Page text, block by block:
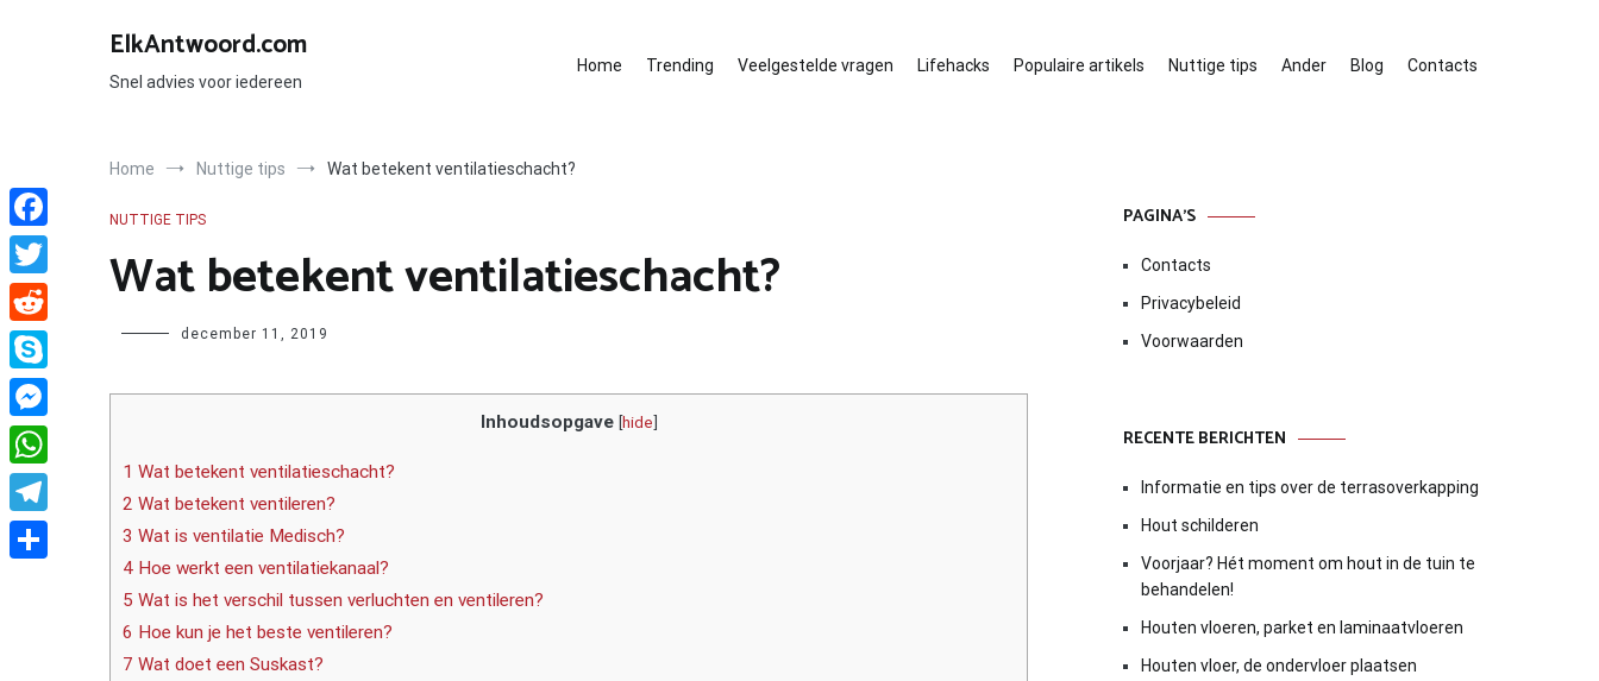
ElkAntwoord.com
Snel advies voor iedereen
Home Trending Veelgestelde vragen Lifehacks Populaire artikels Nuttige tips Ander Blog Contacts
Home Nuttige tips Wat betekent ventilatieschacht?
NUTTIGE TIPS
Wat betekent ventilatieschacht?
Author december 11, 2019
Inhoudsopgave [hide]
1 Wat betekent ventilatieschacht?
2 Wat betekent ventileren?
3 Wat is ventilatie Medisch?
4 Hoe werkt een ventilatiekanaal?
5 Wat is het verschil tussen verluchten en ventileren?
6 Hoe kun je het beste ventileren?
7 Wat doet een Suskast?
PAGINA’S
Contacts
Privacybeleid
Voorwaarden
RECENTE BERICHTEN
Informatie en tips over de terrasoverkapping
Hout schilderen
Voorjaar? Hét moment om hout in de tuin te
behandelen!
Houten vloeren, parket en laminaatvloeren
Houten vloer, de ondervloer plaatsen
Facebook
Twitter
Reddit
Skype
Messenger
WhatsApp
Telegram